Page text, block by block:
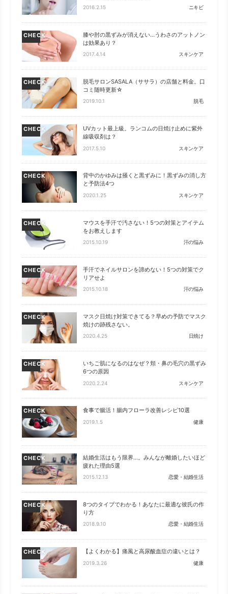
2016.2.15 ニキビ
CHECK
膝や肘の黒ずみが消えない…うわさのアットノン
は効果あり？
2017.4.14 スキンケア
CHECK
脱毛サロンSASALA（ササラ）の店舗と料金。口
コミ随時更新☆
2019.10.1 脱毛
CHECK
UVカット最上級。ランコムの日焼け止めに紫外
線吸収剤は？
2017.5.10 スキンケア
CHECK
背中のかゆみは掻くと黒ずみに！黒ずみの消し方
と予防法4つ
2020.1.25 スキンケア
CHECK
マウスを手汗で汚さない！5つの対策とアイテム
をお教えします
2015.10.19 汗の悩み
CHECK
手汗でネイルサロンを諦めない！5つの対策でク
リアせよ
2015.10.18 汗の悩み
CHECK
マスク日焼け対策できてる？早めの予防でマスク
焼けの跡残さない。
2020.4.25 日焼け
CHECK
いちご肌になるのはなぜ？頬・鼻の毛穴の黒ずみ
6つの原因
2020.2.24 スキンケア
CHECK 食事で腸活！腸内フローラ改善レシピ10選
2019.1.5 健康
CHECK
結婚生活はもう限界…。みんなが離婚したいほど
疲れた理由5選
2015.12.13 恋愛・結婚生活
CHECK
8つのタイプでわかる！あなたに最適な彼氏の作
り方
2018.9.10 恋愛・結婚生活
CHECK 【よくわかる】痛風と高尿酸血症の違いとは？
2019.3.26 健康